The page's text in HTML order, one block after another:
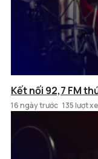
Kết nối 92,7 FM
16 ngày trước 135 lượt